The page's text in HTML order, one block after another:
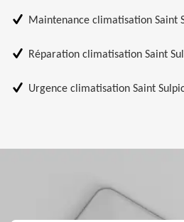
Maintenance climatisation Saint
Réparation climatisation Saint
Urgence climatisation Saint